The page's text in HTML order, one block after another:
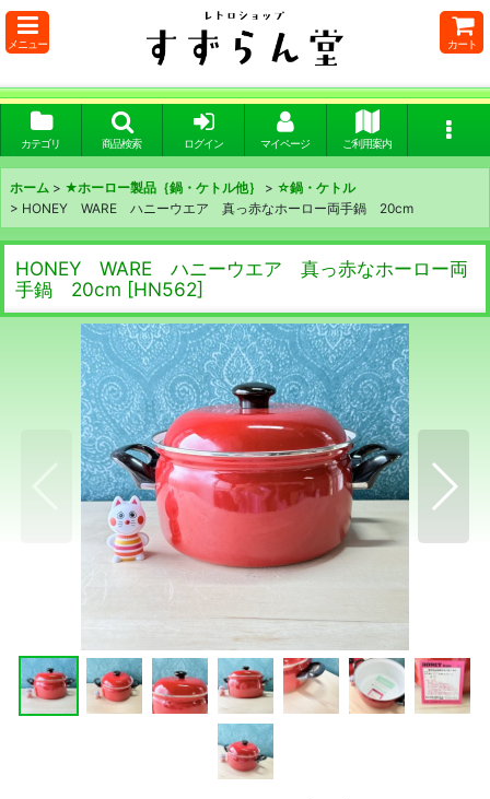
メニュー カート
カテゴリ 商品検索 ログイン マイページ ご利用案内
ホーム > ★ホーロー製品｛鍋・ケトル他｝ > ☆鍋・ケトル
> HONEY WARE ハニーウエア 真っ赤なホーロー両手鍋 20cm
HONEY WARE ハニーウエア 真っ赤なホーロー両
手鍋 20cm [HN562]